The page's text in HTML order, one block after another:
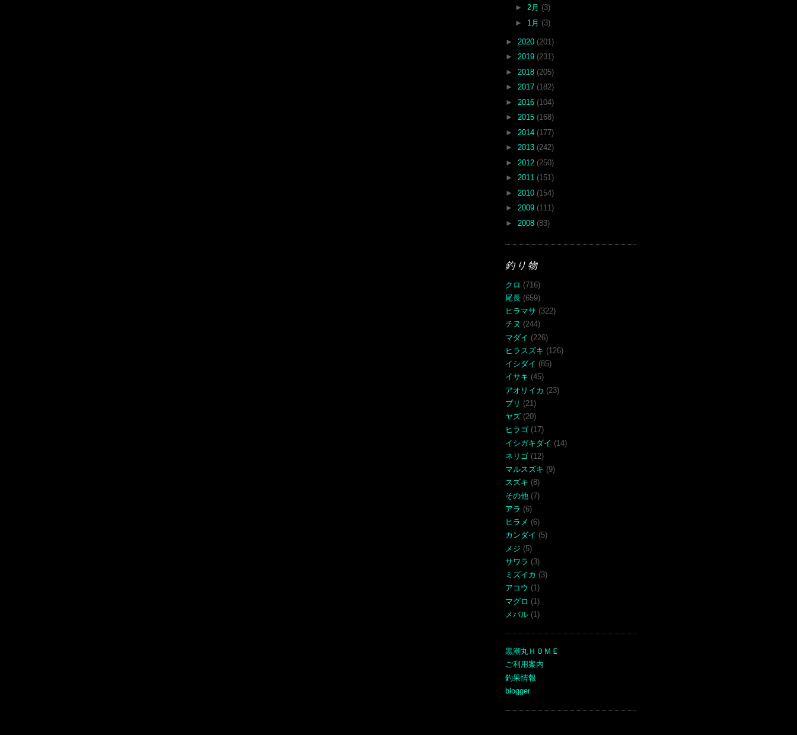
► 2月 (3)
► 1月 (3)
► 2020 (201)
► 2019 (231)
► 2018 (205)
► 2017 (182)
► 2016 (104)
► 2015 (168)
► 2014 (177)
► 2013 (242)
► 2012 (250)
► 2011 (151)
► 2010 (154)
► 2009 (111)
► 2008 (83)
釣り物
クロ (716)
尾長 (659)
ヒラマサ (322)
チヌ (244)
マダイ (226)
ヒラスズキ (126)
イシダイ (85)
イサキ (45)
アオリイカ (23)
ブリ (21)
ヤズ (20)
ヒラゴ (17)
イシガキダイ (14)
ネリゴ (12)
マルスズキ (9)
スズキ (8)
その他 (7)
アラ (6)
ヒラメ (6)
カンダイ (5)
メジ (5)
サワラ (3)
ミズイカ (3)
アコウ (1)
マグロ (1)
メバル (1)
黒潮丸ＨＯＭＥ
ご利用案内
釣果情報
blogger